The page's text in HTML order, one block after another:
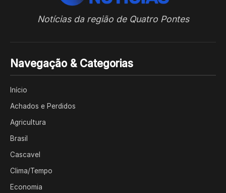
Notícias da região de Quatro Pontes
Navegação & Categorias
Início
Achados e Perdidos
Agricultura
Brasil
Cascavel
Clima/Tempo
Economia